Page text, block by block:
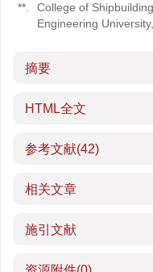
**.
College of
Engineering
摘要
HTML全文
参考文献(42)
相关文章
施引文献